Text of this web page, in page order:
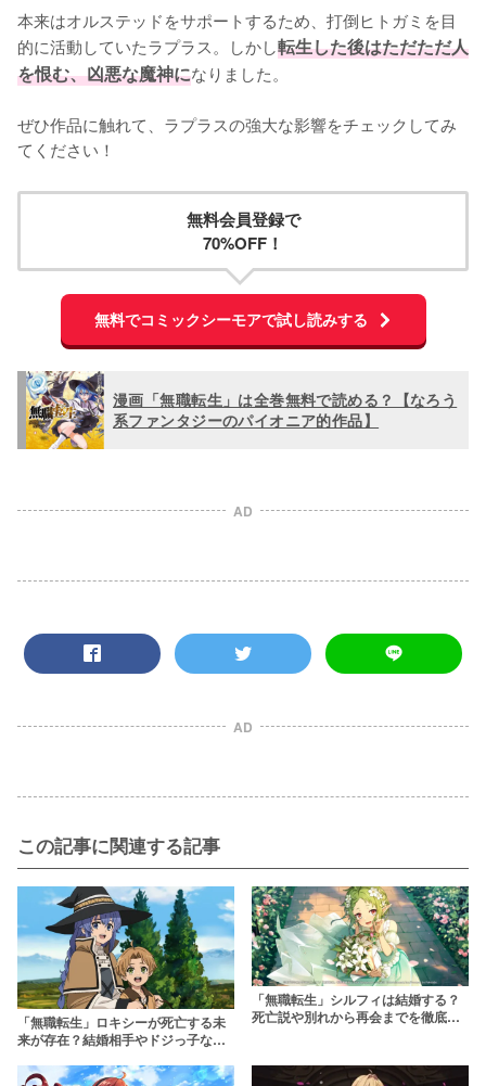
本来はオルステッドをサポートするため、打倒ヒトガミを目
的に活動していたラプラス。しかし転生した後はただただ人
を恨む、凶悪な魔神になりました。
ぜひ作品に触れて、ラプラスの強大な影響をチェックしてみ
てください！
無料会員登録で
70%OFF！
無料でコミックシーモアで試し読みする
漫画「無職転生」は全巻無料で読める？【なろう
系ファンタジーのパイオニア的作品】
AD
AD
この記事に関連する記事
「無職転生」ロキシーが死亡する未
来が存在？結婚相手やドジっ子な性
「無職転生」シルフィは結婚する？
死亡説や別れから再会までを徹底解